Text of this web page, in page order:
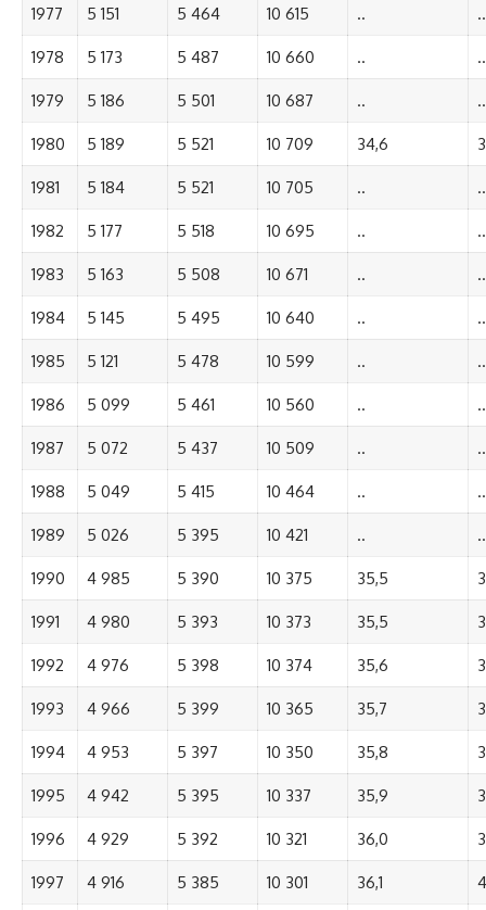
1977 5 151 5 464 10 615 .. ..
1978 5 173 5 487 10 660 .. ..
1979 5 186 5 501 10 687 .. ..
1980 5 189 5 521 10 709 34,6
1981 5 184 5 521 10 705 .. ..
1982 5 177 5 518 10 695 .. ..
1983 5 163 5 508 10 671 .. ..
1984 5 145 5 495 10 640 .. ..
1985 5 121 5 478 10 599 .. ..
1986 5 099 5 461 10 560 .. ..
1987 5 072 5 437 10 509 .. ..
1988 5 049 5 415 10 464 .. ..
1989 5 026 5 395 10 421 .. ..
1990 4 985 5 390 10 375 35,5
1991 4 980 5 393 10 373 35,5
1992 4 976 5 398 10 374 35,6
1993 4 966 5 399 10 365 35,7
1994 4 953 5 397 10 350 35,8
1995 4 942 5 395 10 337 35,9
1996 4 929 5 392 10 321 36,0
1997 4 916 5 385 10 301 36,1